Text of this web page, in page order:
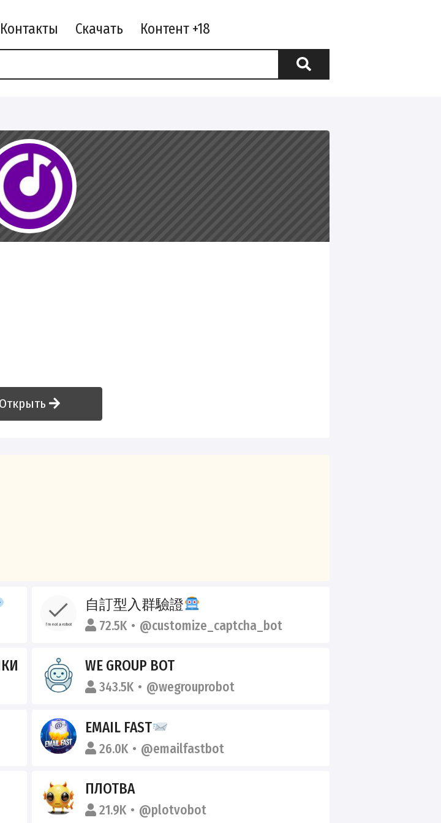
Контакты Скачать
Открыть
自訂型入群驗證
72.5K @customize_captcha_bot
WE GROUP BOT
343.5K @wegrouprobot
EMAIL FAST
26.0K @emailfastbot
ПЛОТВА
21.9K @plotvobot